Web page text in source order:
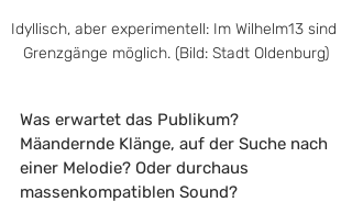
Idyllisch, aber experimentell: Im Wilhelm13 sind
Grenzgänge möglich. (Bild: Stadt Oldenburg)
Was erwartet das Publikum?
Mäandernde Klänge, auf der Suche nach
einer Melodie? Oder durchaus
massenkompatiblen Sound?